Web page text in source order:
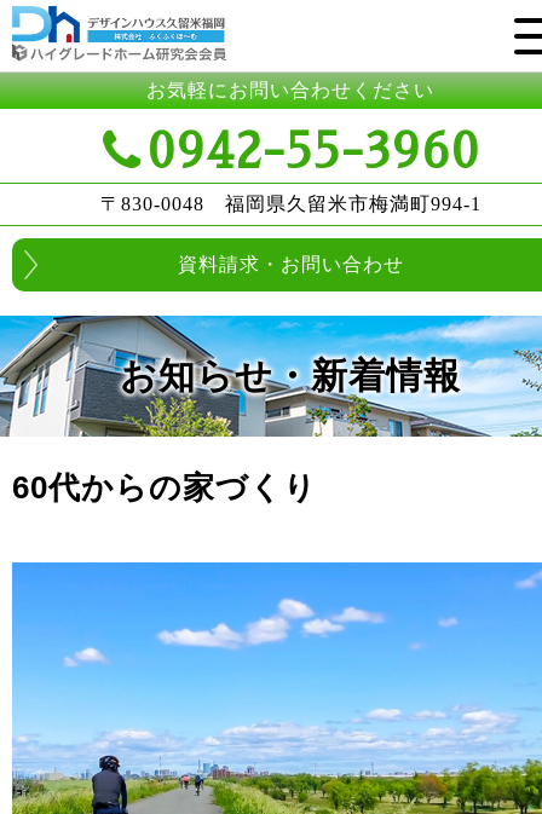
お気軽にお問い合わせください
0942-55-3960
〒830-0048 福岡県久留米市梅満町994-1
資料請求・お問い合わせ
お知らせ・新着情報
60代からの家づくり